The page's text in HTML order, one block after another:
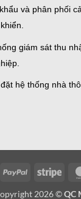
và phân phối
giám sát thu
hệ thống nhà
PayPal
2026 ©QC